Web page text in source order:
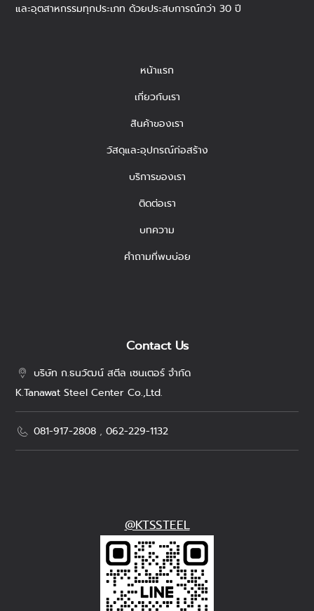
และอุตสาหกรรมทุกประเภท ด้วยประสบการณ์กว่า 30 ปี
หน้าแรก
เกี่ยวกับเรา
สินค้าของเรา
วัสดุและอุปกรณ์ก่อสร้าง
บริการของเรา
ติดต่อเรา
บทความ
คำถามที่พบบ่อย
Contact Us
บริษัท ก.ธนวัฒน์ สตีล เซนเตอร์ จำกัด
K.Tanawat Steel Center Co.,Ltd.
081-917-2808 ,062-229-1132
@KTSSTEEL